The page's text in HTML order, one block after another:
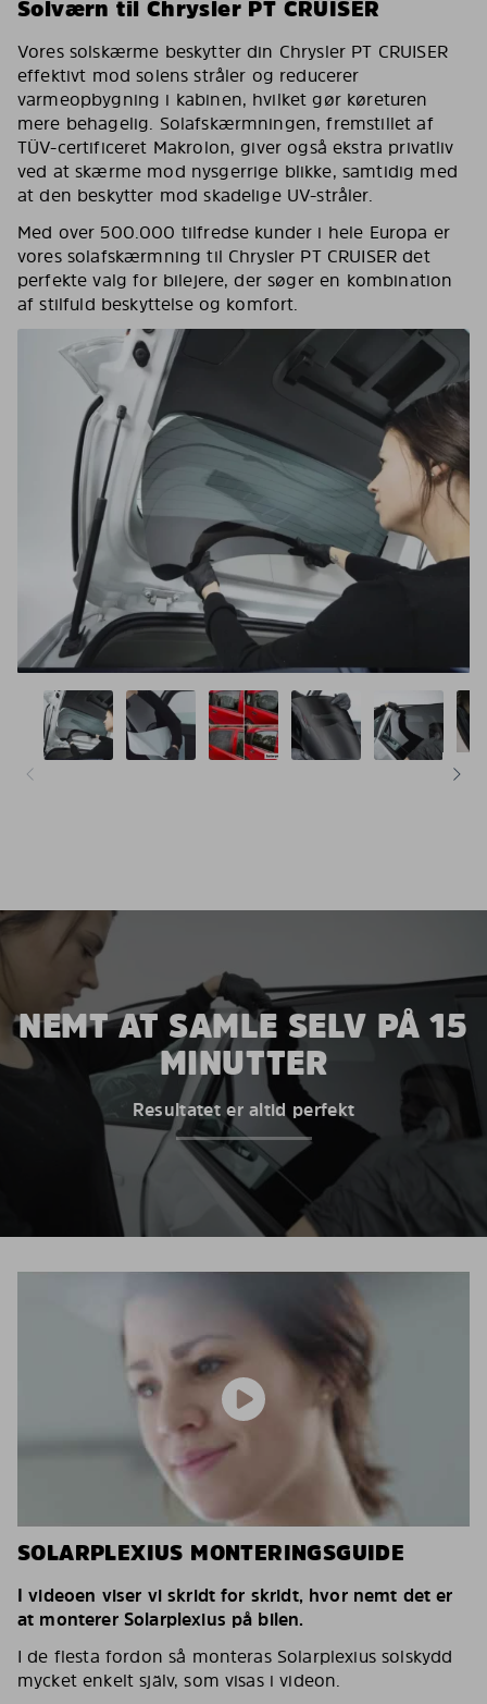
Solværn til Chrysler PT CRUISER
Vores solskærme beskytter din Chrysler PT CRUISER
effektivt mod solens stråler og reducerer
varmeopbygning i kabinen, hvilket gør køreturen
mere behagelig. Solafskærmningen, fremstillet af
TÜV-certificeret Makrolon, giver også ekstra privatliv
ved at skærme mod nysgerrige blikke, samtidig med
at den beskytter mod skadelige UV-stråler.
Med over 500.000 tilfredse kunder i hele Europa er
vores solafskærmning til Chrysler PT CRUISER det
perfekte valg for bilejere, der søger en kombination
af stilfuld beskyttelse og komfort.
NEMT AT SAMLE SELV PÅ 15
MINUTTER
Resultatet er altid perfekt
SOLARPLEXIUS MONTERINGSGUIDE
I videoen viser vi skridt for skridt, hvor nemt det er
at monterer Solarplexius på bilen.
I de flesta fordon så monteras Solarplexius solskydd
mycket enkelt själv, som visas i videon.